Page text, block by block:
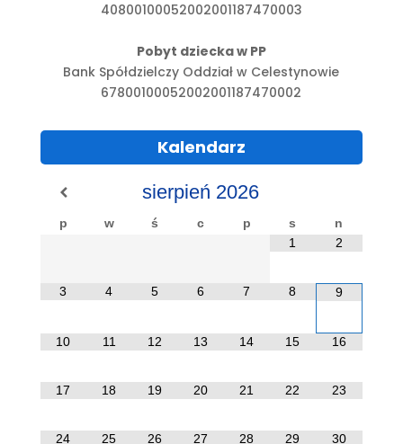
40800100052002001187470003
Pobyt dziecka w PP
Bank Spółdzielczy Oddział w Celestynowie
67800100052002001187470002
Kalendarz
sierpień 2026
p w ś c p s
n
1
2
3 4 5 6 7 8 9
10 11 12 13 14 15 16
17 18 19 20 21 22 23
24 25 26 27 28 29 30